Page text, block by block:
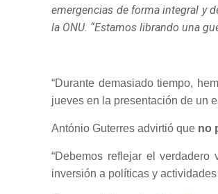
emergencias de forma integral y
la ONU. “Estamos librando una
“Durante demasiado tiempo,
jueves en la presentación de un
António Guterres advirtió que no
“Debemos reflejar el
inversión a políticas y